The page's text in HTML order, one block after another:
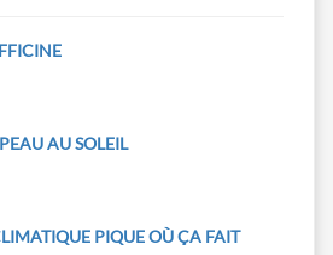
AU SOLEIL
PIQUE OÙ ÇA FAIT